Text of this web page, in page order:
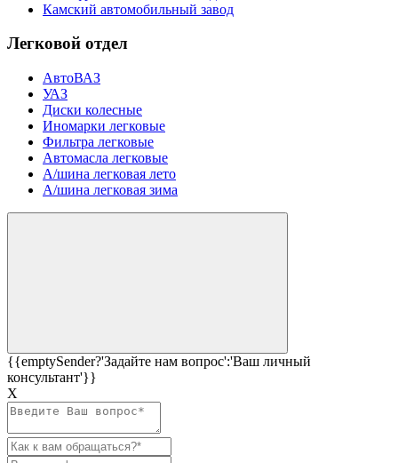
Камский автомобильный завод
Легковой отдел
АвтоВАЗ
УАЗ
Диски колесные
Иномарки легковые
Фильтра легковые
Автомасла легковые
А/шина легковая лето
А/шина легковая зима
{{emptySender?'Задайте нам вопрос':'Ваш личный
консультант'}}
Х